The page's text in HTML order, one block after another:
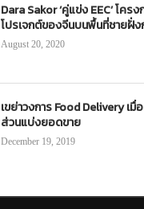
Dara Sakor ‘คู่แข่ง EEC’ โคร
โปรเจกต์ของจีนบนพื้นที่ชายฝั่
August 20, 2020
เขย่าวงการ Food Delivery เมื่
ส่วนแบ่งยอดขาย
December 19, 2019